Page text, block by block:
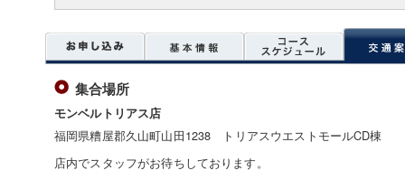
集合場所
モンベルトリアス店
福岡県糟屋郡久山町山田1238 トリアスウエストモールCD棟
店内でスタッフがお待ちしております。